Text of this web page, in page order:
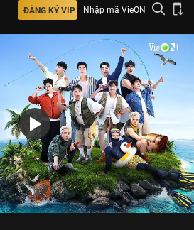
ĐĂNG KÝ VIP Nhập mã VieON